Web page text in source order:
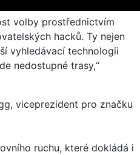
volby prostřednictvím
hacků. Ty nejen
vyhledávací technologii
nedostupné trasy,“
viceprezident pro značku
ruchu, které dokládá i